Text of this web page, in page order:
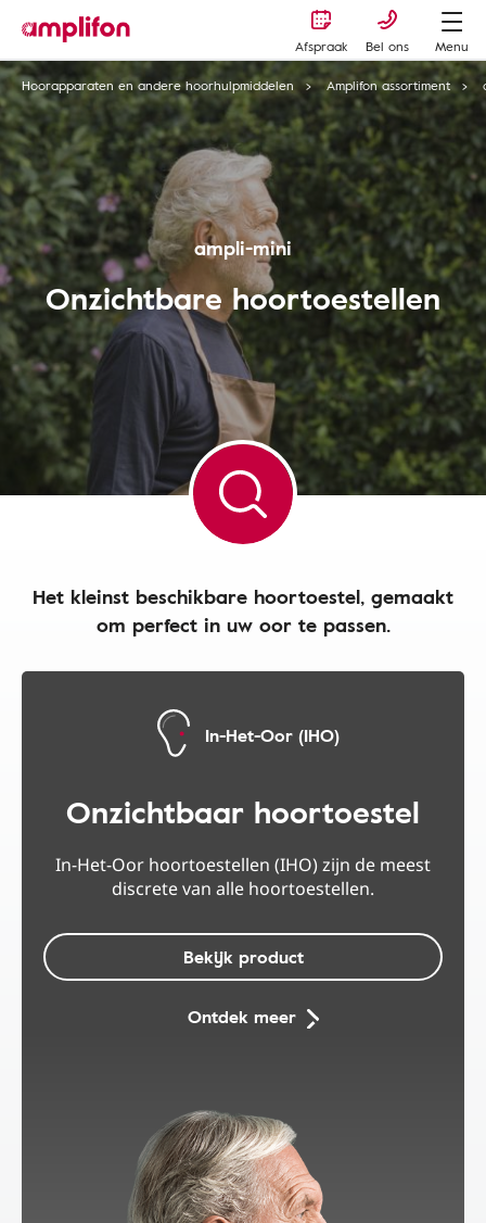
Afspraak Bel ons
Menu
Hoorapparaten en andere hoorhulpmiddelen
Amplifon assortiment
ampli-mini
Onzichtbare hoortoestellen
Het kleinst beschikbare hoortoestel, gemaakt
om perfect in uw oor te passen.
In-Het-Oor (IHO)
Onzichtbaar hoortoestel
In-Het-Oor hoortoestellen (IHO) zijn de meest
discrete van alle hoortoestellen.
Bekijk product
Ontdek meer